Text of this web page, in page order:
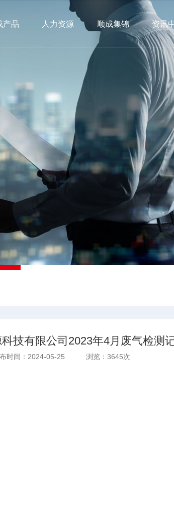
产品 人力资源 顺成集锦 资讯
技有限公司2023年4月废气检测
时间：2024-05-25 浏览：3645次